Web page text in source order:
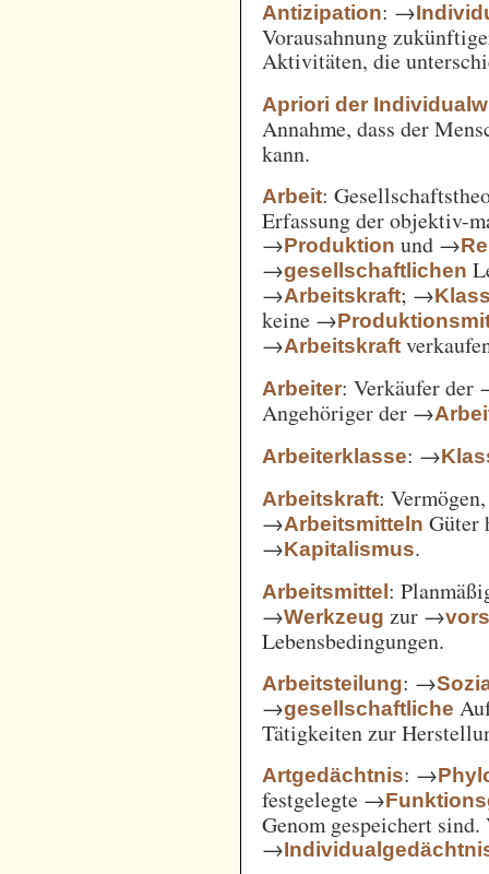
Antizipation: →
Vorausahnung
Aktivitäten, die
Apriori der
Annahme, dass der
kann.
Arbeit:
Erfassung der objektiv-
→Produktion und →
→gesellschaftlichen
→Arbeitskraft; →
keine →
→Arbeitskraft
Arbeiter: Verkäufer der
Angehöriger der →
Arbeiterklasse: →
Arbeitskraft:
→Arbeitsmitteln Güter
→Kapitalismus.
Arbeitsmittel:
→Werkzeug zur →
Lebensbedingungen.
Arbeitsteilung: →
→gesellschaftliche
Tätigkeiten zur
Artgedächtnis: →
festgelegte →
Genom gespeichert sind.
→